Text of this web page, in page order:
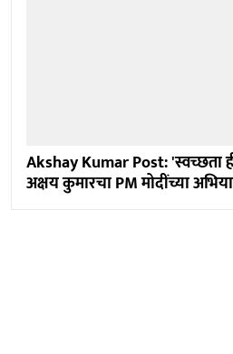
Akshay Kumar Post: 'स्वच्छता
अक्षय कुमारचा PM मोदींच्या